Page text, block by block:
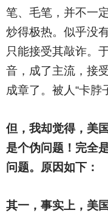
笔、毛笔，并不一
炒得极热。似乎没
只能接受其敲诈。
音，成了主流，接
成章了。被人“卡脖
但，我却觉得，美
是个伪问题！完全
问题。原因如下：
其一，事实上，美